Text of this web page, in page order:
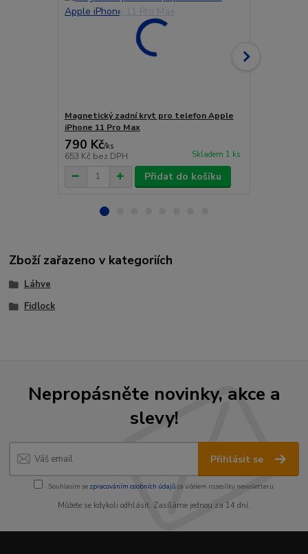
Magnetický zadní kryt pro telefon Apple
iPhone 11 Pro Max
790 Kč/ks
653 Kč bez DPH Skladem 1 ks
Přidat do košíku
Zboží zařazeno v kategoriích
Láhve
Fidlock
Nepropásněte novinky, akce a
slevy!
Přihlásit se
Souhlasím se zpracováním osobních údajůza účelem rozesílky newsletteru.
Můžete se kdykoli odhlásit. Zasíláme jednou za 14 dní.